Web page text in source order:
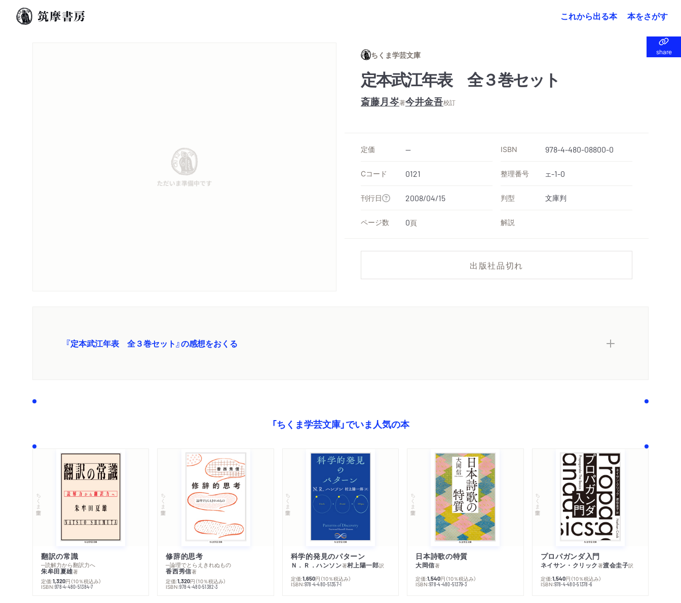
これから出る本 本をさがす
share
share
ちくま学芸文庫
定本武江年表 全３巻セット
斎藤月岑著今井金吾校訂
定価 -- ISBN 978-4-480-08800-0
Cコード 0121 整理番号 エ-1-0
刊行日 2008/04/15 判型 文庫判
ページ数 0頁 解説
出版社品切れ
『定本武江年表 全３巻セット』の感想をおくる
「ちくま学芸文庫」でいま人気の本
ちくま学芸文庫
翻訳の常識
─読解力から翻訳力へ
朱牟田夏雄著
定価:1,320円 （10％税込み）
ISBN:978-4-480-51384-7
ちくま学芸文庫
修辞的思考
─論理でとらえきれぬもの
香西秀信著
定価:1,320円 （10％税込み）
ISBN:978-4-480-51382-3
ちくま学芸文庫
科学的発見のパターン
Ｎ．Ｒ．ハンソン著村上陽一郎訳
定価:1,650円 （10％税込み）
ISBN:978-4-480-51357-1
ちくま学芸文庫
日本詩歌の特質
大岡信著
定価:1,540円 （10％税込み）
ISBN:978-4-480-51379-3
ちくま学芸文庫
プロパガンダ入門
ネイサン・クリック著渡会圭子訳
定価:1,540円 （10％税込み）
ISBN:978-4-480-51378-6